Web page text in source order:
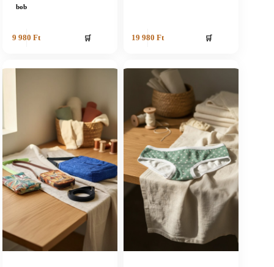
bob
9 980Ft 🛒 19 980 Ft 🛒